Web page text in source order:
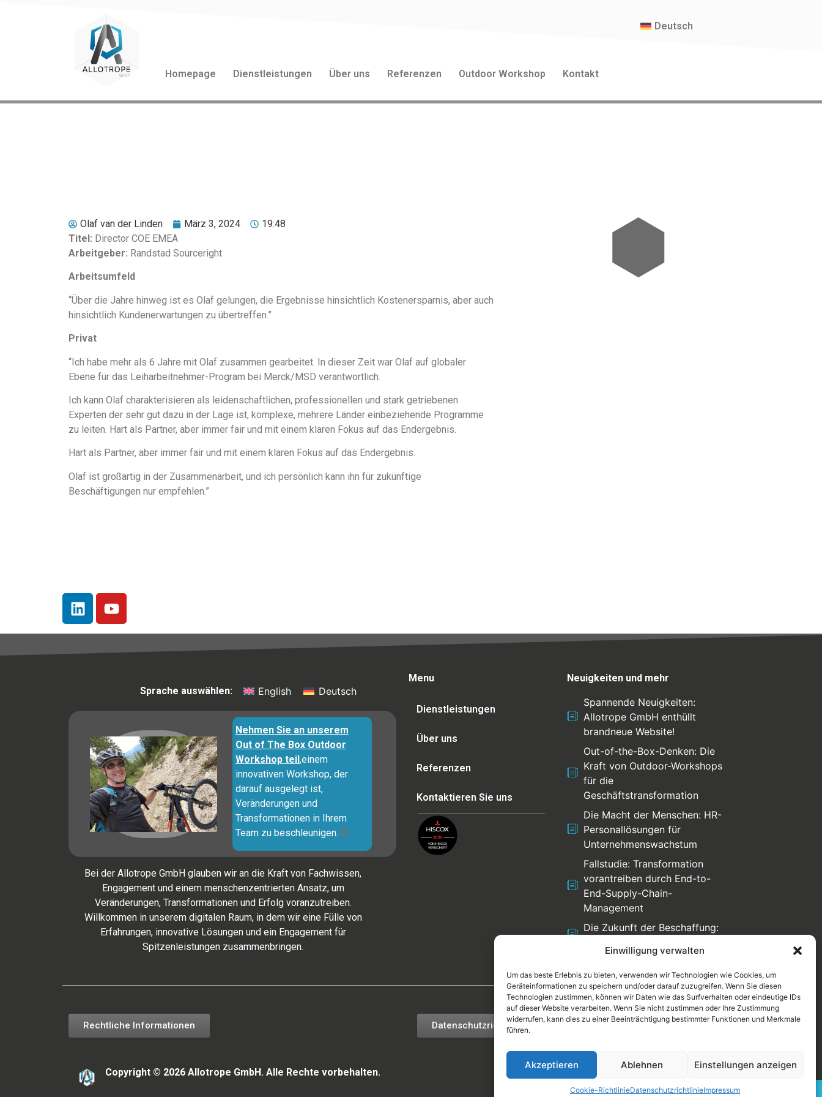
Einwilligung verwalten
Um das beste Erlebnis zu bieten, verwenden wir Technologien wie Cookies, um
Geräteinformationen zu speichern und/oder darauf zuzugreifen. Wenn Sie diesen
Technologien zustimmen, können wir Daten wie das Surfverhalten oder eindeutige IDs
auf dieser Website verarbeiten. Wenn Sie nicht zustimmen oder Ihre Zustimmung
widerrufen, kann dies zu einer Beeinträchtigung bestimmter Funktionen und Merkmale
führen.
Akzeptieren Ablehnen Einstellungen anzeigen
Cookie-RichtlinieDatenschutzrichtlinieImpressum
Homepage Dienstleistungen Über uns Referenzen Outdoor Workshop Kontakt
Deutsch
Olaf van der Linden März 3, 2024
19:48
Titel: Director COE EMEA
Arbeitgeber: Randstad Sourceright
Arbeitsumfeld
“Über die Jahre hinweg ist es Olaf gelungen, die Ergebnisse hinsichtlich Kostenersparnis, aber auch
hinsichtlich Kundenerwartungen zu übertreffen.”
Privat
“Ich habe mehr als 6 Jahre mit Olaf zusammen gearbeitet. In dieser Zeit war Olaf auf globaler
Ebene für das Leiharbeitnehmer-Program bei Merck/MSD verantwortlich.
Ich kann Olaf charakterisieren als leidenschaftlichen, professionellen und stark getriebenen
Experten der sehr gut dazu in der Lage ist, komplexe, mehrere Länder einbeziehende Programme
zu leiten. Hart als Partner, aber immer fair und mit einem klaren Fokus auf das Endergebnis.
Hart als Partner, aber immer fair und mit einem klaren Fokus auf das Endergebnis.
Olaf ist großartig in der Zusammenarbeit, und ich persönlich kann ihn für zukünftige
Beschäftigungen nur empfehlen.”
Sprache auswählen: English Deutsch
Nehmen Sie an unserem
Out of The Box Outdoor
Workshop teil,einem
innovativen Workshop, der
darauf ausgelegt ist,
Veränderungen und
Transformationen in Ihrem
Team zu beschleunigen.
Bei der Allotrope GmbH glauben wir an die Kraft von Fachwissen,
Engagement und einem menschenzentrierten Ansatz, um
Veränderungen, Transformationen und Erfolg voranzutreiben.
Willkommen in unserem digitalen Raum, in dem wir eine Fülle von
Erfahrungen, innovative Lösungen und ein Engagement für
Spitzenleistungen zusammenbringen.
Menu
Dienstleistungen
Über uns
Referenzen
Kontaktieren Sie uns
Neuigkeiten und mehr
Spannende Neuigkeiten:
Allotrope GmbH enthüllt
brandneue Website!
Out-of-the-Box-Denken: Die
Kraft von Outdoor-Workshops
für die
Geschäftstransformation
Die Macht der Menschen: HR-
Personallösungen für
Unternehmenswachstum
Fallstudie: Transformation
vorantreiben durch End-to-
End-Supply-Chain-
Management
Die Zukunft der Beschaffung:
Rechtliche Informationen Datenschutzrichtlinie
Copyright © 2026 Allotrope GmbH. Alle Rechte vorbehalten.